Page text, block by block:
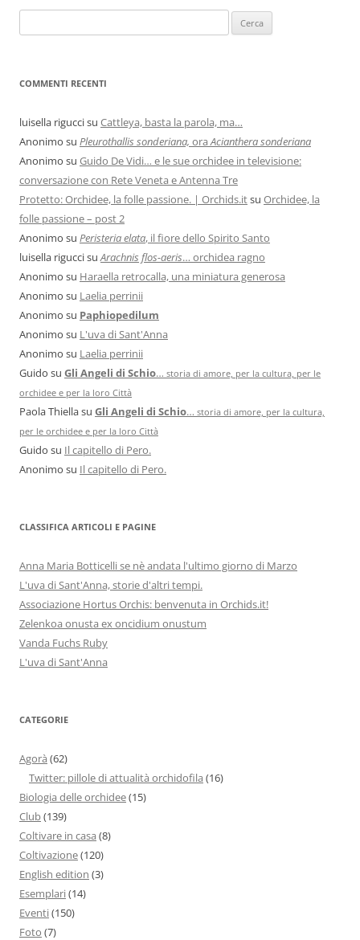
COMMENTI RECENTI
luisella riguccisu Cattleya, basta la parola, ma…
Anonimo su Pleurothallis sonderiana, ora Acianthera sonderiana
Anonimo su Guido De Vidi… e le sue orchidee in televisione:
conversazione con Rete Veneta e Antenna Tre
Protetto: Orchidee, la folle passione. | Orchids.itsu Orchidee, la
folle passione – post 2
Anonimo su Peristeria elata, il fiore dello Spirito Santo
luisella riguccisu Arachnis flos-aeris… orchidea ragno
Anonimo su Haraella retrocalla, una miniatura generosa
Anonimo su Laelia perrinii
Anonimo su Paphiopedilum
Anonimo su L'uva di Sant'Anna
Anonimo su Laelia perrinii
Guido su Gli Angeli di Schio… storia di amore, per la cultura, per le
orchidee e per la loro Città
Paola Thiellasu Gli Angeli di Schio… storia di amore, per la cultura,
per le orchidee e per la loro Città
Guido su Il capitello di Pero.
Anonimo su Il capitello di Pero.
CLASSIFICA ARTICOLI E PAGINE
Anna Maria Botticelli se nè andata l'ultimo giorno di Marzo
L'uva di Sant'Anna, storie d'altri tempi.
Associazione Hortus Orchis: benvenuta in Orchids.it!
Zelenkoa onusta ex oncidium onustum
Vanda Fuchs Ruby
L'uva di Sant'Anna
CATEGORIE
Agorà (62)
Twitter: pillole di attualità orchidofila (16)
Biologia delle orchidee(15)
Club(139)
Coltivare in casa (8)
Coltivazione(120)
English edition (3)
Esemplari(14)
Eventi(150)
Foto (7)